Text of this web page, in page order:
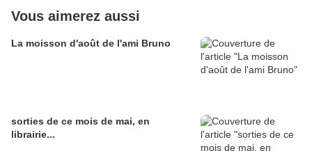
Vous aimerez aussi
La moisson d'août de l'ami Bruno
sorties de ce mois de mai, en
librairie...